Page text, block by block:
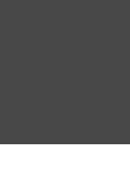
Website